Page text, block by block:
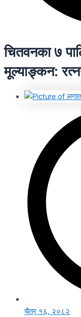
चितवनका ७
मूल्याङ्कन:
चैत्र १६, २०८२